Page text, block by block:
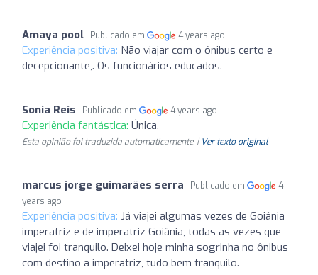
Amaya pool Publicado em 4 years ago
Experiência positiva: Não viajar com o ônibus certo e
decepcionante,. Os funcionários educados.
Sonia Reis Publicado em 4 years ago
Experiência fantástica: Única.
Esta opinião foi traduzida automaticamente. | Ver texto original
marcus jorge guimarães serra Publicado em
4
years ago
Experiência positiva: Já viajei algumas vezes de Goiânia
imperatriz e de imperatriz Goiânia, todas as vezes que
viajei foi tranquilo. Deixei hoje minha sogrinha no ônibus
com destino a imperatriz, tudo bem tranquilo.